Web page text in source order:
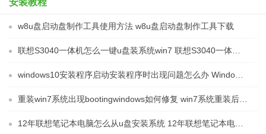
安装教程
w8u盘启动盘制作工具使用方法 w8u盘启动盘制作工具下载